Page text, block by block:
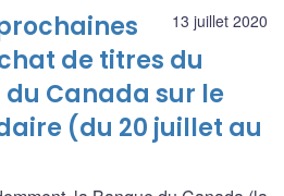
13 juillet 2020
de titres du
Canada sur le
(du 20 juillet au